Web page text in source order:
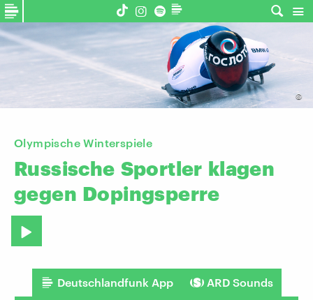
©
Olympische Winterspiele
Russische Sportler klagen
gegen Dopingsperre
Deutschlandfunk App ARD Sounds